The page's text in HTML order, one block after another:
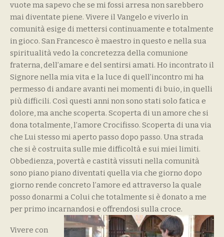
vuote ma sapevo che se mi fossi arresa non sarebbero
mai diventate piene. Vivere il Vangelo e viverlo in
comunità esige di mettersi continuamente e totalmente
in gioco. San Francesco è maestro in questo e nella sua
spiritualità vedo la concretezza della comunione
fraterna, dell’amare e del sentirsi amati. Ho incontrato il
Signore nella mia vita e la luce di quell’incontro mi ha
permesso di andare avanti nei momenti di buio, in quelli
più difficili. Così questi anni non sono stati solo fatica e
dolore, ma anche scoperta. Scoperta di un amore che si
dona totalmente, l’amore Crocifisso. Scoperta di una via
che Lui stesso mi aperto passo dopo passo. Una strada
che si è costruita sulle mie difficoltà e sui miei limiti.
Obbedienza, povertà e castità vissuti nella comunità
sono piano piano diventati quella via che giorno dopo
giorno rende concreto l’amore ed attraverso la quale
posso donarmi a Colui che totalmente si è donato a me
per primo incarnandosi e offrendosi sulla croce.
Vivere con